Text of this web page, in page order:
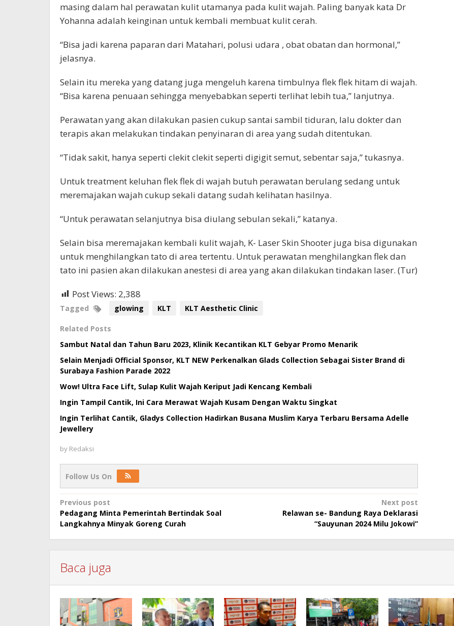
masing dalam hal perawatan kulit utamanya pada kulit wajah. Paling banyak kata Dr
Yohanna adalah keinginan untuk kembali membuat kulit cerah.
“Bisa jadi karena paparan dari Matahari, polusi udara , obat obatan dan hormonal,”
jelasnya.
Selain itu mereka yang datang juga mengeluh karena timbulnya flek flek hitam di wajah.
“Bisa karena penuaan sehingga menyebabkan seperti terlihat lebih tua,” lanjutnya.
Perawatan yang akan dilakukan pasien cukup santai sambil tiduran, lalu dokter dan
terapis akan melakukan tindakan penyinaran di area yang sudah ditentukan.
“Tidak sakit, hanya seperti clekit clekit seperti digigit semut, sebentar saja,” tukasnya.
Untuk treatment keluhan flek flek di wajah butuh perawatan berulang sedang untuk
meremajakan wajah cukup sekali datang sudah kelihatan hasilnya.
“Untuk perawatan selanjutnya bisa diulang sebulan sekali,” katanya.
Selain bisa meremajakan kembali kulit wajah, K- Laser Skin Shooter juga bisa digunakan
untuk menghilangkan tato di area tertentu. Untuk perawatan menghilangkan flek dan
tato ini pasien akan dilakukan anestesi di area yang akan dilakukan tindakan laser. (Tur)
Post Views: 2,388
Tagged glowing KLT KLT Aesthetic Clinic
Related Posts
Sambut Natal dan Tahun Baru 2023, Klinik Kecantikan KLT Gebyar Promo Menarik
Selain Menjadi Official Sponsor, KLT NEW Perkenalkan Glads Collection Sebagai Sister Brand di
Surabaya Fashion Parade 2022
Wow! Ultra Face Lift, Sulap Kulit Wajah Keriput Jadi Kencang Kembali
Ingin Tampil Cantik, Ini Cara Merawat Wajah Kusam Dengan Waktu Singkat
Ingin Terlihat Cantik, Gladys Collection Hadirkan Busana Muslim Karya Terbaru Bersama Adelle
Jewellery
by Redaksi
Follow Us On
Post
navigation
Previous post
Pedagang Minta Pemerintah Bertindak Soal
Langkahnya Minyak Goreng Curah
Next post
Relawan se- Bandung Raya Deklarasi
“Sauyunan 2024 Milu Jokowi”
Baca juga